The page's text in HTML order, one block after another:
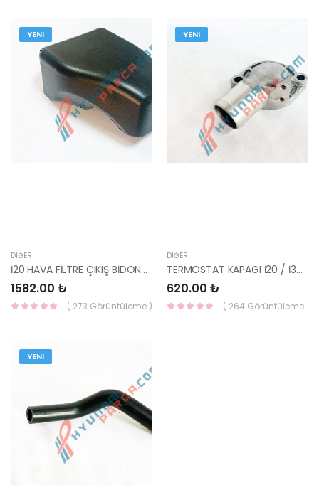
YENI
DIĞER
İ20 HAVA FİLTRE ÇIKIŞ BİDONU 1.2 REZANATÖR 28191-1J100-HMC
1582.00 ₺
( 273 Görüntüleme )
YENI
DIĞER
TERMOSTAT KAPAGI İ20 / İ30 / CEED 25613-2A700-HMC
620.00 ₺
( 264 Görüntüleme )
YENI